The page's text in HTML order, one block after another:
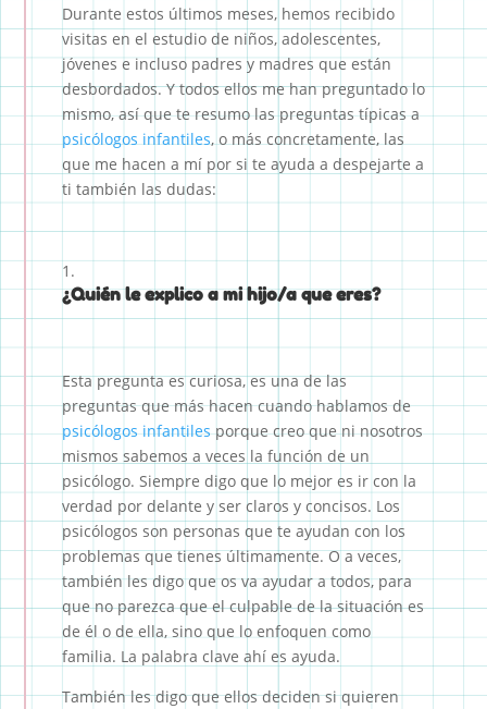
Durante estos últimos meses, hemos recibido
visitas en el estudio de niños, adolescentes,
jóvenes e incluso padres y madres que están
desbordados. Y todos ellos me han preguntado lo
mismo, así que te resumo las preguntas típicas a
psicólogos infantiles, o más concretamente, las
que me hacen a mí por si te ayuda a despejarte a
ti también las dudas:
¿Quién le explico a mi hijo/a que eres?
Esta pregunta es curiosa, es una de las
preguntas que más hacen cuando hablamos de
psicólogos infantilesporque creo que ni nosotros
mismos sabemos a veces la función de un
psicólogo. Siempre digo que lo mejor es ir con la
verdad por delante y ser claros y concisos. Los
psicólogos son personas que te ayudan con los
problemas que tienes últimamente. O a veces,
también les digo que os va ayudar a todos, para
que no parezca que el culpable de la situación es
de él o de ella, sino que lo enfoquen como
familia. La palabra clave ahí es ayuda.
También les digo que ellos deciden si quieren